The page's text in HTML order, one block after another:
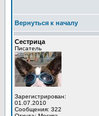
Вернуться к началу
Сестрица
Писатель
Зарегистрирован:
01.07.2010
Сообщения: 322